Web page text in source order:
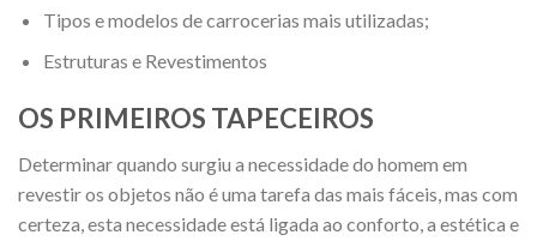
Tipos e modelos de carrocerias mais utilizadas;
Estruturas e Revestimentos
OS PRIMEIROS TAPECEIROS
Determinar quando surgiu a necessidade do homem em
revestir os objetos não é uma tarefa das mais fáceis, mas com
certeza, esta necessidade está ligada ao conforto, a estética e